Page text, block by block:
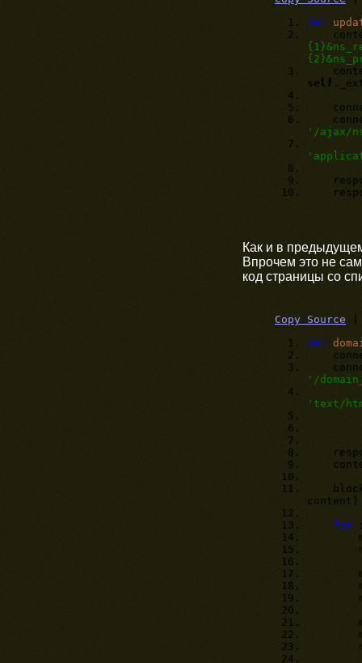
def
self
'/ajax/
Как и в
Впрочем это не
код страницы со
Copy Source
def
'/
'text/
content)
for